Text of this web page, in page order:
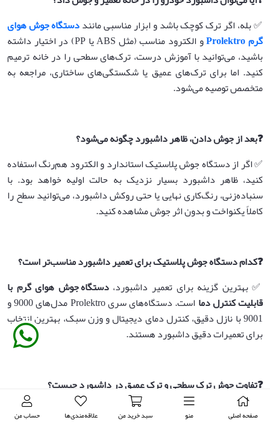
صفحه اصلی منو سبد خرید من علاقه‌مندی‌ها حساب من
✅ بله، اگر ترک کوچک باشد و ابزار مناسبی ماننددستگاه جوش هوای
گرم Prolektro
و الکترود مناسب (مثل ABS یا PP) در اختیار داشته
باشید، می‌توانید با آموزش درست، ترک‌های سطحی را در خانه ترمیم
کنید. اما برای ترک‌های عمیق یا شکستگی‌های ساختاری، مراجعه به
متخصص توصیه می‌شود.
❓بعد از جوش دادن، ظاهر داشبورد چگونه می‌شود؟
✅ اگر از دستگاه جوش پلاستیک استاندارد و الکترود هم‌رنگ استفاده
کنید، ظاهر داشبورد بسیار نزدیک به حالت اولیه خواهد بود. با
سنباده‌زنی، رنگ‌کاری نهایی یا حتی روکش داشبورد، می‌توانید سطح را
کاملاً یکنواخت و بدون اثر جوش مشاهده کنید.
❓کدام دستگاه جوش پلاستیک برای تعمیر داشبورد مناسب‌تر است؟
✅ بهترین گزینه برای تعمیر داشبورد،دستگاه جوش هوای گرم با
قابلیت کنترل دما
است. دستگاه‌های سری Prolektro مدل‌های 9000 و
9001 با نازل دقیق، کنترل دمای دیجیتال و وزن سبک، بهترین انتخاب
برای تعمیرات دقیق داشبورد هستند.
❓تفاوت جوش ترک سطحی و ترک عمیق در داشبورد چیست؟
✅ ترک سطحی معمولاً با یک‌بار عبور نازل و استفاده از الکترود باریک